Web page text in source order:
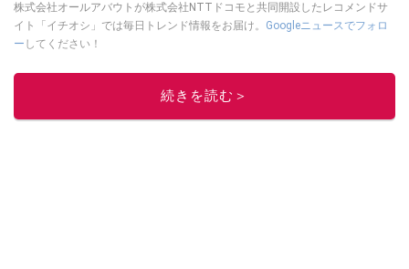
株式会社オールアバウトが株式会社NTTドコモと共同開設したレコメンドサ
イト「イチオシ」では毎日トレンド情報をお届け。 Googleニュースでフォロ
ー してください！
このイチオシストの他の記事を読む
続きを読む＞